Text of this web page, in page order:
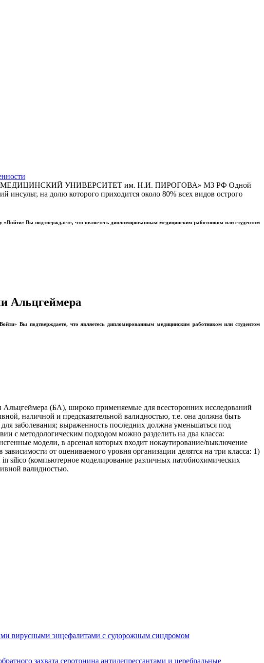
УНИВЕРСИТЕТ им. Н.И. ПИРОГОВА» МЗ РФ Одной
на долю которого приходится около 80% всех видов острого
Вы подтверждаете, что являетесь дипломированным медицинским работником или студентом
Альцгеймера
Вы подтверждаете, что являетесь дипломированным медицинским работником или студентом
Альцгеймера (БА), широко применяемые для всесторонних исследований
наличной и предсказательной валидностью, т.е. она должна быть
заболевания; выраженность последних должна уменьшаться под
с методологическим подходом можно разделить на два класса:
модели, в арсенал которых входит нокаутирование/выключение
от оцениваемого уровня организации делятся на три класса: 1)
in silico (компьютерное моделирование различных патобиохимических
валидностью.
вирусными энцефалитами с судорожным синдромом
захвата серотонина антидепрессантами и церебральные